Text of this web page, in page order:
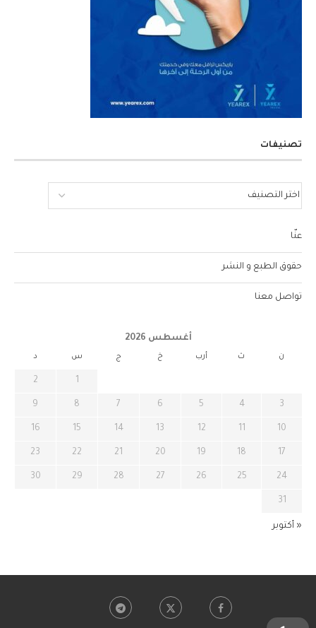
تصنيفات
عنّا
حقوق الطبع و النشر
تواصل معنا
أغسطس 2026
ن ث أرب خ ج س د
1
2
3
4
5
6
7
8
9
10
11
12
13
14
15
16
17
18
19
20
21
22
23
24
25
26
27
28
29
30
31
« أكتوبر